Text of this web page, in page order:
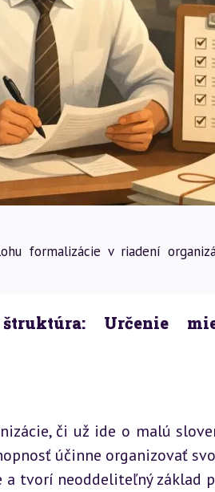
formalizácie v riadení
Určenie
či už ide o malú
účinne organizovať
tvorí neoddeliteľný základ